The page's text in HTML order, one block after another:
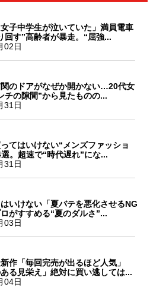
女子中学生が泣いていた」満員電車
回す”高齢者が暴走。“屈強...
02日
のドアがなぜか開かない…20代女
チの隙間”から見たものの...
31日
ってはいけない“メンズファッショ
。超速で“時代遅れ”にな...
31日
いけない「夏バテを悪化させるNG
がすすめる“夏のダルさ”...
03日
作「毎回完売が出るほど人気」
ある見栄え」絶対に買い逃しては...
04日